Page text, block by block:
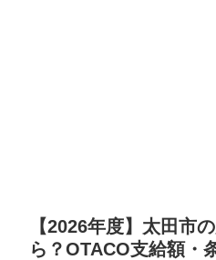
【2026年度】太田市
ら？OTACO支給額・